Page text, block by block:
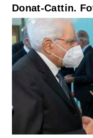
Donat-Cattin.